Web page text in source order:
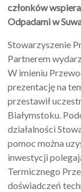
członków
Odpadami w
Stowarzyszenie
Partnerem
W imieniu
prezentację na
przestawił
Białymstoku.
działalności
pomoc można
inwestycji
Termicznego
doświadczeń